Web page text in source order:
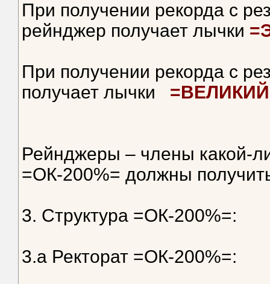
При получении рекорда с
рейнджер получает лычки
При получении рекорда с
получает лычки =ВЕЛИКИЙ
Рейнджеры – члены какой-
=ОК-200%= должны
3. Структура =ОК-200%=:
3.а Ректорат =ОК-200%=: